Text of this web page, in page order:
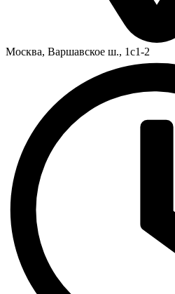
Москва, Варшавское ш., 1с1-2